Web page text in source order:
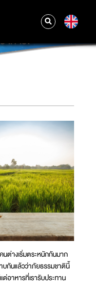
าหาร!
ต่างเริ่มตระหนักกันมาก
บกันแล้วว่าภัยธรรมชาตินี้
ต่อาหารที่เรารับประทาน